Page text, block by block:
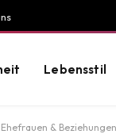
Lebensstil
&